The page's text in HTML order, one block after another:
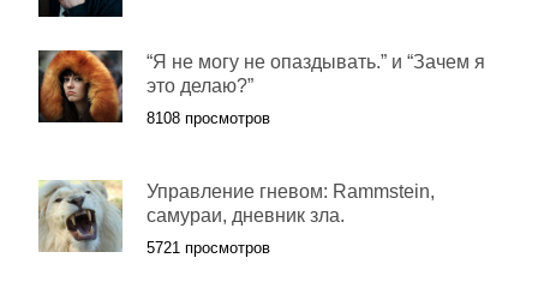
“Я не могу не опаздывать.” и “Зачем я
это делаю?”
8108 просмотров
Управление гневом: Rammstein,
самураи, дневник зла.
5721 просмотров